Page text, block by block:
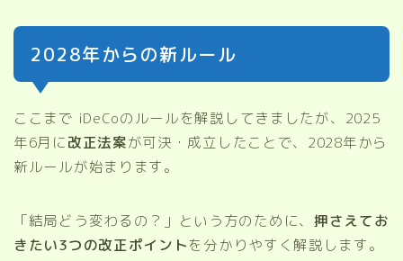
2028年からの新ルール
ここまで iDeCoのルールを解説してきましたが、2025
年6月に改正法案が可決・成立したことで、2028年から
新ルールが始まります。
「結局どう変わるの？」という方のために、 押さえてお
きたい3つの改正ポイントを分かりやすく解説します。